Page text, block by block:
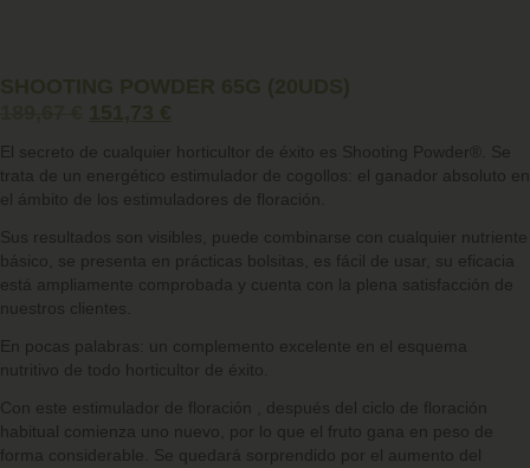
SHOOTING POWDER 65G (20UDS)
151,73 €
El secreto de cualquier horticultor de éxito es Shooting Powder®
. Se
trata de un energético estimulador de cogollos: el ganador absoluto en
el ámbito de los estimuladores de floración.
Sus resultados son visibles, puede combinarse con cualquier nutriente
básico, se presenta en prácticas bolsitas, es fácil de usar, su eficacia
está ampliamente comprobada y cuenta con la plena satisfacción de
nuestros clientes.
En pocas palabras: un complemento excelente en el esquema
nutritivo de todo horticultor de éxito.
Con este estimulador de floración , después del ciclo de floración
habitual comienza uno nuevo, por lo que el fruto gana en peso de
forma considerable. Se quedará sorprendido por el aumento del